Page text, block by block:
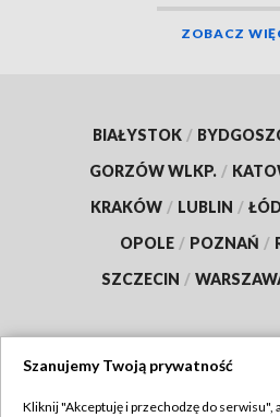
ZOBACZ
BIAŁYSTOK /
GORZÓW WLKP. /
KRAKÓW / LUBLIN /
OPOLE / POZNAŃ /
SZCZECIN /
Szanujemy Twoją prywatność
Kliknij "Akceptuję i przechodzę do serwisu",